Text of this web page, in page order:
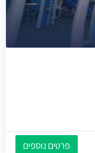
פרטים נוספים